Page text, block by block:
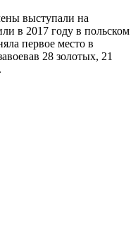
выступали на
в 2017 году в польском
первое место в
28 золотых, 21